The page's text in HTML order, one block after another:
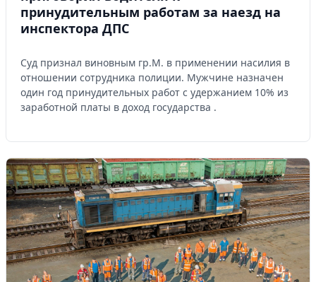
принудительным работам за наезд на
инспектора ДПС
Суд признал виновным гр.М. в применении насилия в
отношении сотрудника полиции. Мужчине назначен
один год принудительных работ с удержанием 10% из
заработной платы в доход государства .